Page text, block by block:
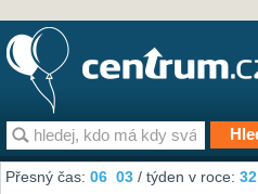
Přesný čas:06 03 / týden v roce:32